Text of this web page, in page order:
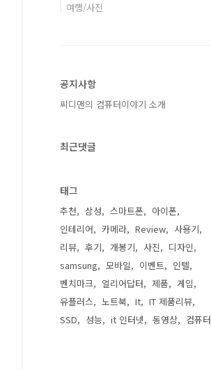
여행/사진
공지사항
씨디맨의 컴퓨터이야기 소개
최근댓글
태그
추천 삼성 스마트폰
아이폰
인테리어
카메라 Review
사용기
리뷰
후기 개봉기 사진
디자인
samsung
모바일 이벤트
인텔
벤치마크
얼리어답터 제품
게임
유플러스
노트북 It
IT 제품리뷰
SSD
성능 it 인터넷 동영상 컴퓨터